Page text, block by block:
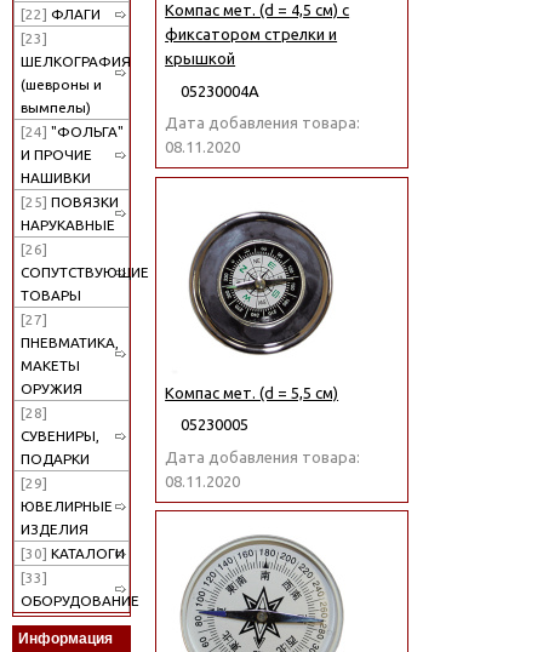
[22] ФЛАГИ
[23]
ШЕЛКОГРАФИЯ
(шевроны и
вымпелы)
[24] "ФОЛЬГА"
И ПРОЧИЕ
НАШИВКИ
[25] ПОВЯЗКИ
НАРУКАВНЫЕ
[26]
СОПУТСТВУЮЩИЕ
ТОВАРЫ
[27]
ПНЕВМАТИКА,
МАКЕТЫ
ОРУЖИЯ
[28]
СУВЕНИРЫ,
ПОДАРКИ
[29]
ЮВЕЛИРНЫЕ
ИЗДЕЛИЯ
[30] КАТАЛОГИ
[33]
ОБОРУДОВАНИЕ
Информация
Компас мет. (d = 4,5 см) с
фиксатором стрелки и
крышкой
05230004А
Дата добавления товара:
08.11.2020
Компас мет. (d = 5,5 см)
05230005
Дата добавления товара:
08.11.2020